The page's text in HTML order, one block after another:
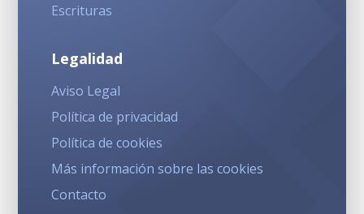
Escrituras
Legalidad
Aviso Legal
Política de privacidad
Política de cookies
Más información sobre las cookies
Contacto